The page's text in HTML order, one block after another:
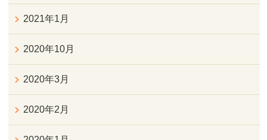
2021年1月
2020年10月
2020年3月
2020年2月